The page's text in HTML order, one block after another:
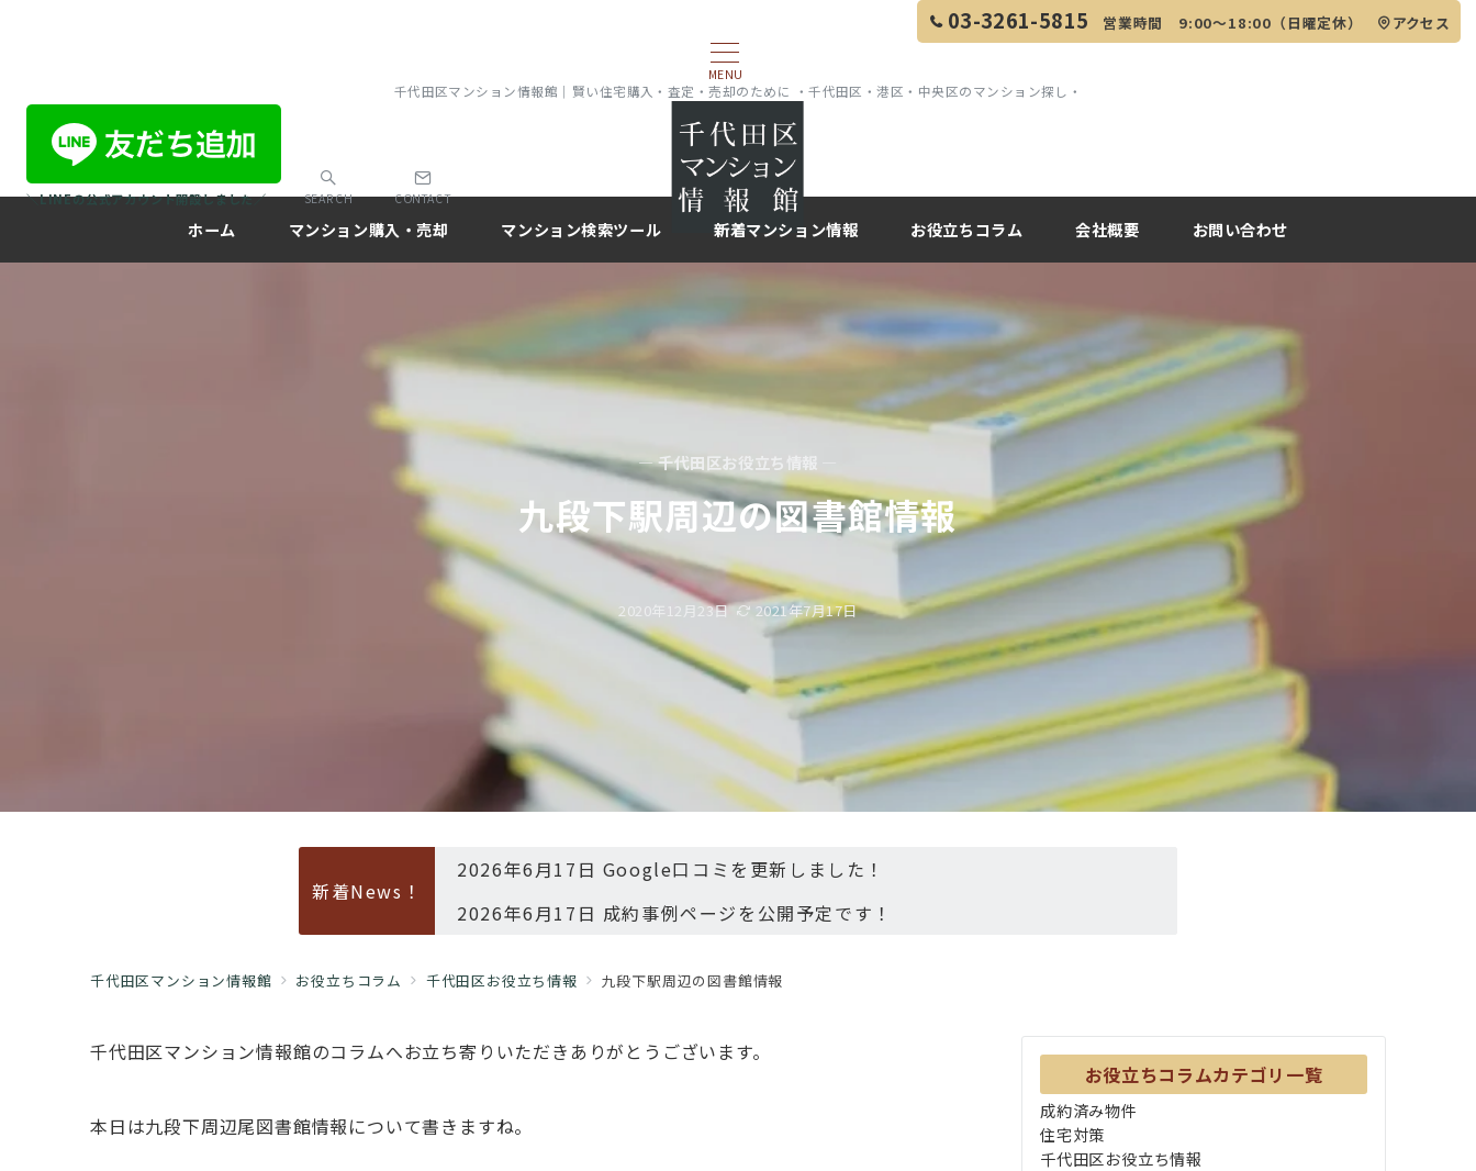
03-3261-5815 営業時間 9:00～18:00（日曜定休） アクセス
MENU
千代田区マンション情報館｜賢い住宅購入・査定・売却のために ・千代田区・港区・中央区のマンション探し・
＼LINEの公式アカウント開設しました／ SEARCH CONTACT
ホーム マンション購入・売却 マンション検索ツール 新着マンション情報 お役立ちコラム 会社概要 お問い合わせ
— 千代田区お役立ち情報 —
九段下駅周辺の図書館情報
2020年12月23日 2021年7月17日
新着News！
2026年6月17日 Google口コミを更新しました！
2026年6月17日 成約事例ページを公開予定です！
千代田区マンション情報館 お役立ちコラム 千代田区お役立ち情報 九段下駅周辺の図書館情報
千代田区マンション情報館のコラムへお立ち寄りいただきありがとうございます。
本日は九段下周辺尾図書館情報について書きますね。
お役立ちコラムカテゴリ一覧
成約済み物件
住宅対策
千代田区お役立ち情報